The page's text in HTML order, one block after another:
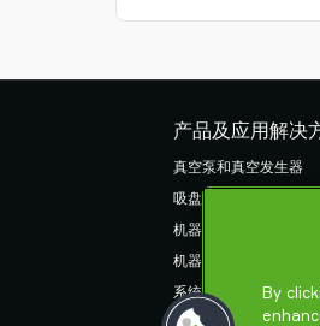
产品及应用解决
真空泵和真空发生器
吸盘和软爪
机器人臂端工具
机器人和 Cobot 抓取
系统和解决方案配件
By